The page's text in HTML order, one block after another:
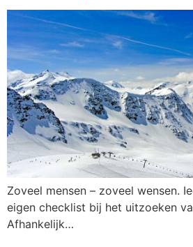
Zoveel mensen – zoveel wensen.
eigen checklist bij het uitzoeken
Afhankelijk…